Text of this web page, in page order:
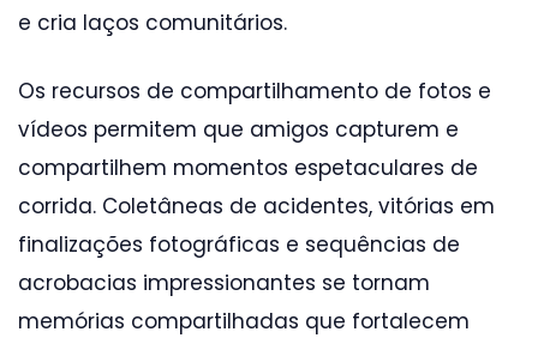
e cria laços comunitários.
Os recursos de compartilhamento de fotos e
vídeos permitem que amigos capturem e
compartilhem momentos espetaculares de
corrida. Coletâneas de acidentes, vitórias em
finalizações fotográficas e sequências de
acrobacias impressionantes se tornam
memórias compartilhadas que fortalecem